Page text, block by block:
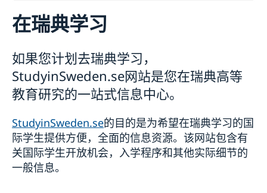
瑞典申根签证
申诉
在瑞典学习
在瑞典工作
在瑞典家庭团聚
ADS 签证 - 团体旅游签证
费用
录取生物信息
领取居留许可卡
处理个人数据
欧盟公民家庭成员
在瑞典学习
如果您计划去瑞典学习，
StudyinSweden.se网站是您在瑞典高等
教育研究的一站式信息中心。
StudyinSweden.se的目的是为希望在瑞典学习的国
际学生提供方便，全面的信息资源。该网站包含有
关国际学生开放机会，入学程序和其他实际细节的
一般信息。